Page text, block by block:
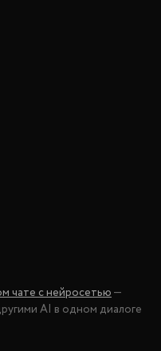
чате с нейросетью—
AI в одном диалоге